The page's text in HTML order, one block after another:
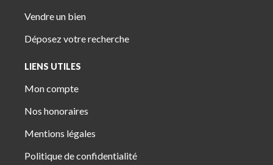
Vendre un bien
Déposez votre recherche
LIENS UTILES
Mon compte
Nos honoraires
Mentions légales
Politique de confidentialité